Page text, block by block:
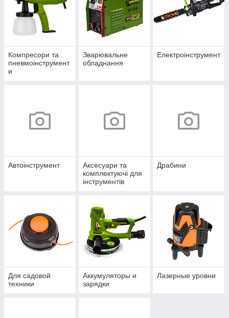
Компресори та
пневмоінструмент
и
Зварювальне
обладнання
Електроінструмент
Автоінструмент
Аксесуари та
комплектуючі для
інструментів
Драбини
Для садовой
техники
Аккумуляторы и
зарядки
Лазерные уровни